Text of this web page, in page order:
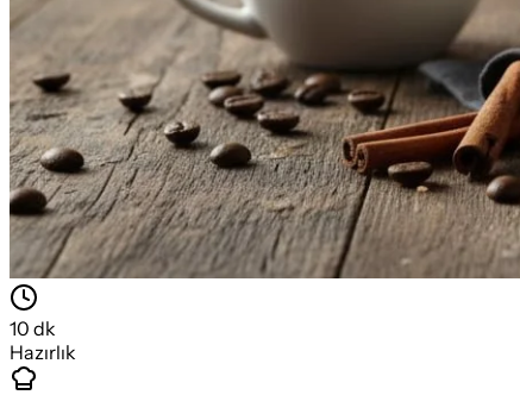
10 dk
Hazırlık